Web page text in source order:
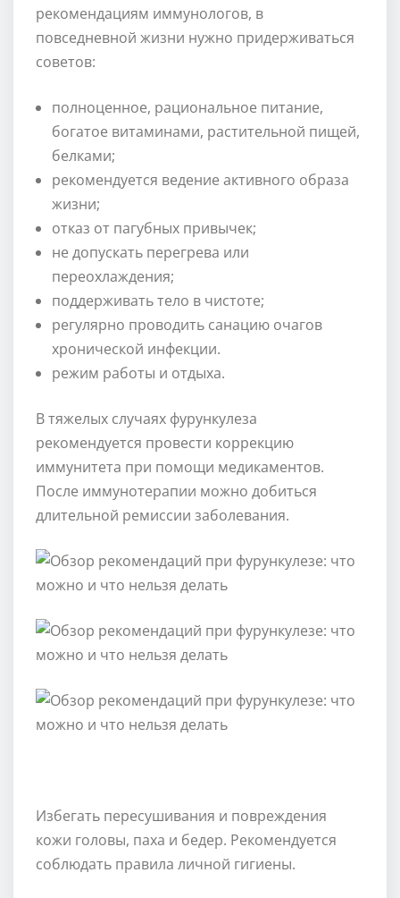
рекомендациям иммунологов, в
повседневной жизни нужно придерживаться
советов:
полноценное, рациональное питание,
богатое витаминами, растительной пищей,
белками;
рекомендуется ведение активного образа
жизни;
отказ от пагубных привычек;
не допускать перегрева или
переохлаждения;
поддерживать тело в чистоте;
регулярно проводить санацию очагов
хронической инфекции.
режим работы и отдыха.
В тяжелых случаях фурункулеза
рекомендуется провести коррекцию
иммунитета при помощи медикаментов.
После иммунотерапии можно добиться
длительной ремиссии заболевания.
Избегать пересушивания и повреждения
кожи головы, паха и бедер. Рекомендуется
соблюдать правила личной гигиены.